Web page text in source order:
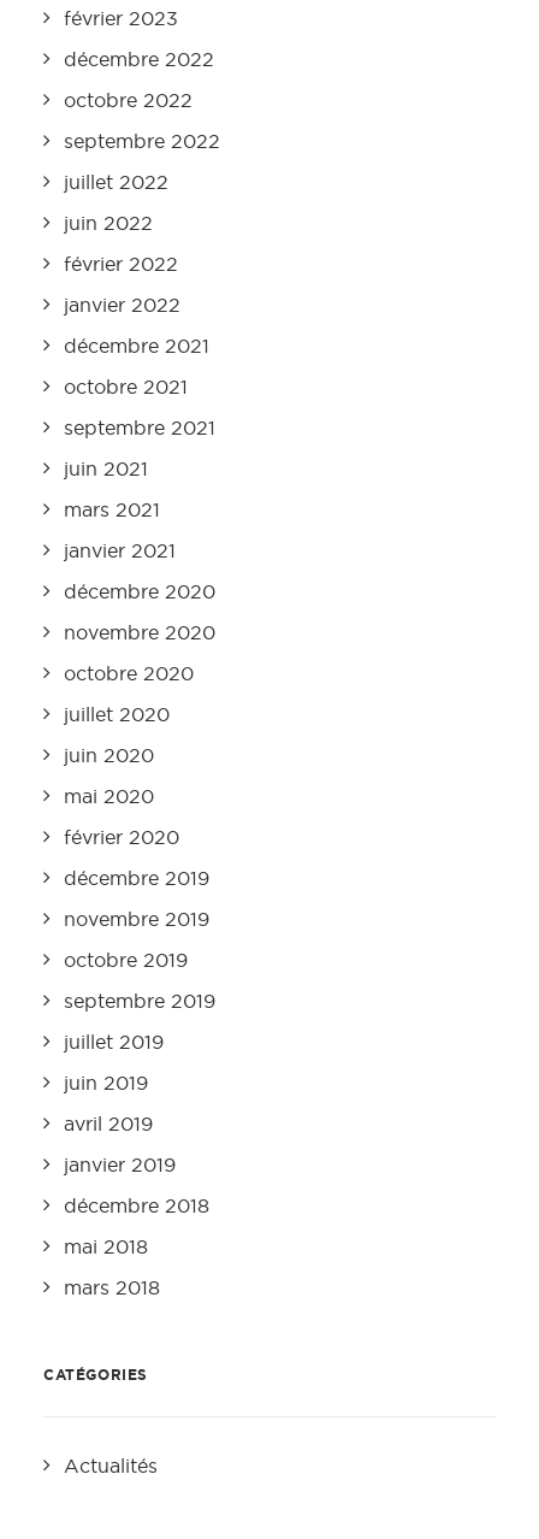
février 2023
décembre 2022
octobre 2022
septembre 2022
juillet 2022
juin 2022
février 2022
janvier 2022
décembre 2021
octobre 2021
septembre 2021
juin 2021
mars 2021
janvier 2021
décembre 2020
novembre 2020
octobre 2020
juillet 2020
juin 2020
mai 2020
février 2020
décembre 2019
novembre 2019
octobre 2019
septembre 2019
juillet 2019
juin 2019
avril 2019
janvier 2019
décembre 2018
mai 2018
mars 2018
CATÉGORIES
Actualités